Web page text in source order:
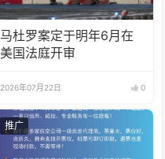
马杜罗案定于明年6月在
美国法庭开审
2026年07月22日 0
推广